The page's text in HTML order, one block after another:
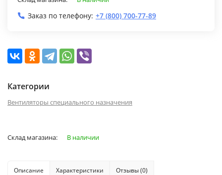
Заказ по телефону: +7 (800) 700-77-89
Категории
Вентиляторы специального назначения
Склад магазина: В наличии
Описание Характеристики Отзывы (0)